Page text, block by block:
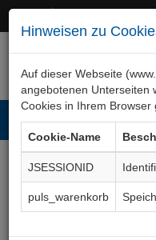
Hinweisen zu
Auf dieser Webseite
angebotenen Unterseiten
Cookies in Ihrem Browser
Cookie-Name
JSESSIONID
puls_warenkorb